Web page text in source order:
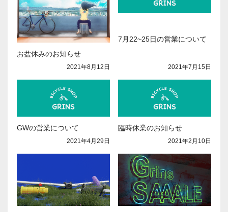
お盆休みのお知らせ
2021年8月12日
7月22~25日の営業について
2021年7月15日
GWの営業について
2021年4月29日
臨時休業のお知らせ
2021年2月10日